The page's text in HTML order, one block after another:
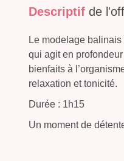
Descriptif de
Le modelage
qui agit en
bienfaits à
relaxation et tonicité.
Durée : 1h15
Un moment de